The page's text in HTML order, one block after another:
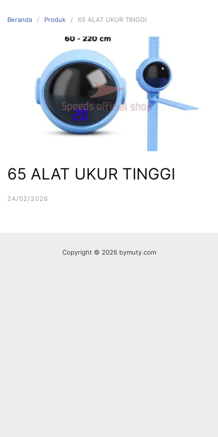
keBeranda Produk 65 ALAT UKUR TINGGI
65 ALAT UKUR TINGGI
24/02/2026
Copyright © 2026 bymuty.com